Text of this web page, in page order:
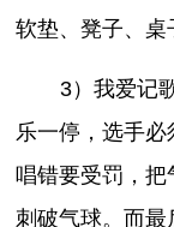
软垫、凳子、桌
3）我爱记
乐一停，选手必
唱错要受罚，
刺破气球。而最